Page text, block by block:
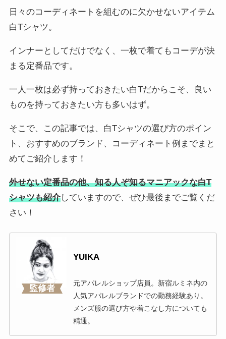
日々のコーディネートを組むのに欠かせないアイテム
白Tシャツ。
インナーとしてだけでなく、一枚で着てもコーデが決
まる定番品です。
一人一枚は必ず持っておきたい白Tだからこそ、良い
ものを持っておきたい方も多いはず。
そこで、この記事では、白Tシャツの選び方のポイン
ト、おすすめのブランド、コーディネート例までまと
めてご紹介します！
外せない定番品の他、知る人ぞ知るマニアックな白T
シャツも紹介していますので、ぜひ最後までご覧くだ
さい！
監修者
YUIKA
元アパレルショップ店員。新宿ルミネ内の
人気アパレルブランドでの勤務経験あり。
メンズ服の選び方や着こなし方についても
精通。